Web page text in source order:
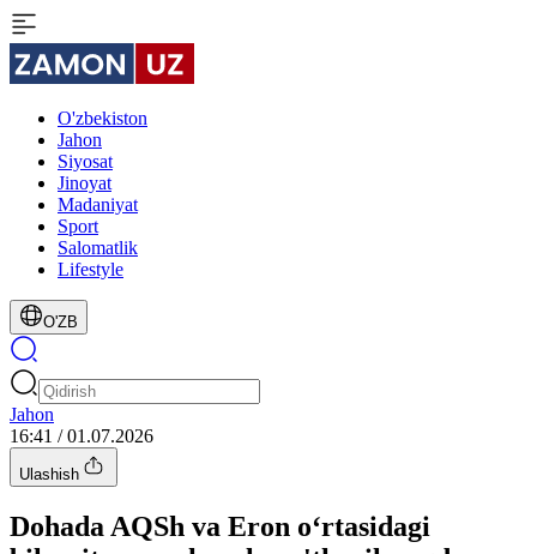
O'zbekiston
Jahon
Siyosat
Jinoyat
Madaniyat
Sport
Salomatlik
Lifestyle
O'ZB
Jahon
16:41 / 01.07.2026
Ulashish
Dohada AQSh va Eron o‘rtasidagi